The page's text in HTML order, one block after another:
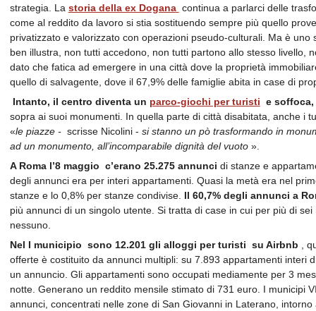
strategia. La storia della ex Dogana continua a parlarci delle
come al reddito da lavoro si stia sostituendo sempre più quello
privatizzato e valorizzato con operazioni pseudo-culturali. Ma è
ben illustra, non tutti accedono, non tutti partono allo stesso livello,
dato che fatica ad emergere in una città dove la proprietà
quello di salvagente, dove il 67,9% delle famiglie abita in case di
Intanto, il centro diventa un parco-giochi per turisti e soffoca,
sopra ai suoi monumenti. In quella parte di città disabitata, anche i
«le piazze -scrisse Nicolini - si stanno un pò trasformando in
ad un monumento, all’incomparabile dignità del vuoto».
A Roma l’8 maggio c’erano 25.275 annunci di stanze e
degli annunci era per interi appartamenti. Quasi la metà era nel
stanze e lo 0,8% per stanze condivise. Il 60,7% degli annunci a
più annunci di un singolo utente. Si tratta di case in cui per più di sei
nessuno.
Nel I municipio sono 12.201 gli alloggi per turisti su Airbnb ,
offerte è costituito da annunci multipli: su 7.893 appartamenti interi
un annuncio. Gli appartamenti sono occupati mediamente per 3
notte. Generano un reddito mensile stimato di 731 euro. I municipi
annunci, concentrati nelle zone di San Giovanni in Laterano,